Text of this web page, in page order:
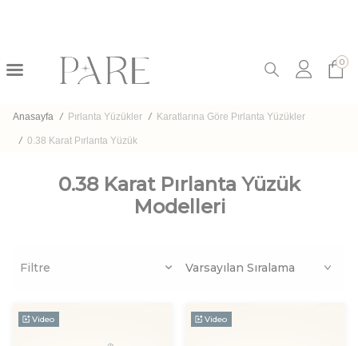
0
Anasayfa / Pırlanta Yüzükler / Karatlarına Göre Pırlanta Yüzükler
/ 0.38 Karat Pırlanta​ Yüzük
0.38 Karat Pırlanta Yüzük
Modelleri
Filtre
Video Video